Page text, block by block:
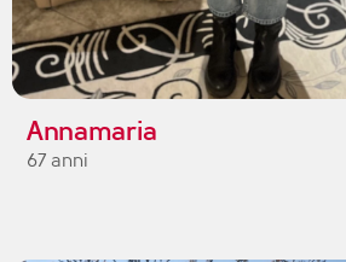
Annamaria
67 anni